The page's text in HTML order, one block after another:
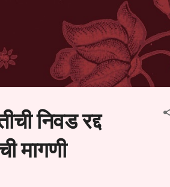
निवड रद्द
मागणी